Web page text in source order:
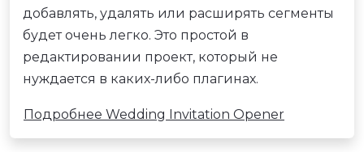
добавлять, удалять или расширять сегменты
будет очень легко. Это простой в
редактировании проект, который не
нуждается в каких-либо плагинах.
Подробнее Wedding Invitation Opener